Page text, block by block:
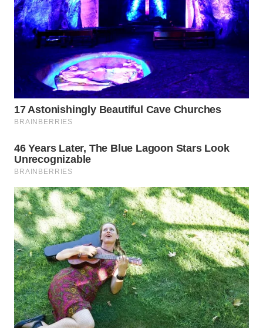
WN
NUSANTARA
WN
JOGJA
WN
JATIM
BALI
KALBAR
WN
KALTENG
WN
KALTARA
WN
KALSEL